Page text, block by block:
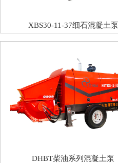
XBS30-11-37细石混凝土泵
DHBT柴油系列混凝土泵